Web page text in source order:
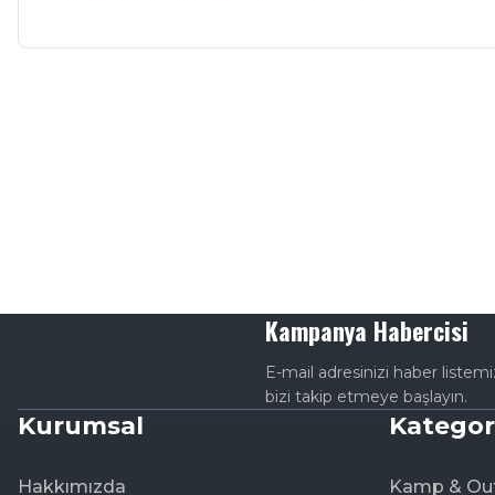
Kampanya Habercisi
E-mail adresinizi haber
bizi takip etmeye başlayın.
Kurumsal
Hakkımızda Kamp &